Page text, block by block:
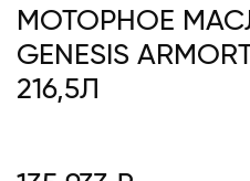
МОТОРНОЕ
GENESIS
216,5Л